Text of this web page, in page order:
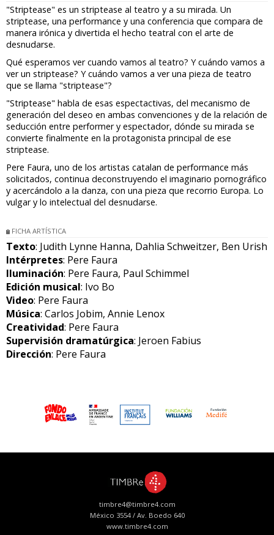
"Striptease" es un striptease al teatro y a su mirada. Un
striptease, una performance y una conferencia que compara de
manera irónica y divertida el hecho teatral con el arte de
desnudarse.
Qué esperamos ver cuando vamos al teatro? Y cuándo vamos a
ver un striptease? Y cuándo vamos a ver una pieza de teatro
que se llama "striptease"?
"Striptease" habla de esas espectactivas, del mecanismo de
generación del deseo en ambas convenciones y de la relación de
seducción entre performer y espectador, dónde su mirada se
convierte finalmente en la protagonista principal de ese
striptease.
Pere Faura, uno de los artistas catalan de performance más
solicitados, continua deconstruyendo el imaginario pornográfico
y acercándolo a la danza, con una pieza que recorrio Europa. Lo
vulgar y lo intelectual del desnudarse.
FICHA ARTÍSTICA
Texto: Judith Lynne Hanna, Dahlia Schweitzer, Ben Urish
Intérpretes: Pere Faura
Iluminación: Pere Faura, Paul Schimmel
Edición musical: Ivo Bo
Video: Pere Faura
Música: Carlos Jobim, Annie Lenox
Creatividad: Pere Faura
Supervisión dramatúrgica: Jeroen Fabius
Dirección: Pere Faura
timbre4@timbre4.com
México 3554 / Av. Boedo 640
www.timbre4.com